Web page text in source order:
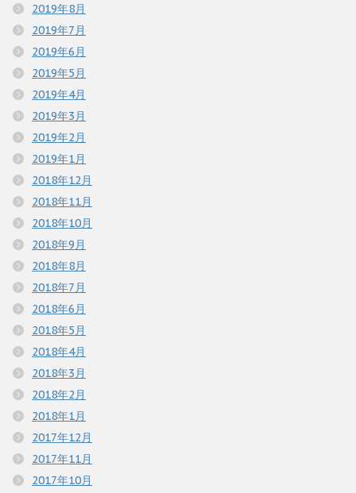
2019年8月
2019年7月
2019年6月
2019年5月
2019年4月
2019年3月
2019年2月
2019年1月
2018年12月
2018年11月
2018年10月
2018年9月
2018年8月
2018年7月
2018年6月
2018年5月
2018年4月
2018年3月
2018年2月
2018年1月
2017年12月
2017年11月
2017年10月